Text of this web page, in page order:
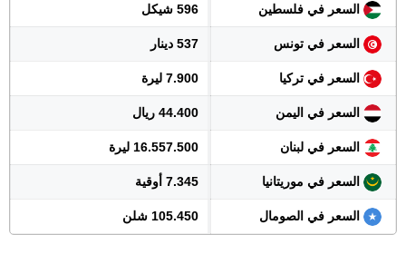
السعر في فلسطين 596 شيكل
السعر في تونس 537 دينار
السعر في تركيا 7.900 ليرة
السعر في اليمن 44.400 ريال
السعر في لبنان 16.557.500 ليرة
السعر في موريتانيا 7.345 أوقية
السعر في الصومال 105.450 شلن